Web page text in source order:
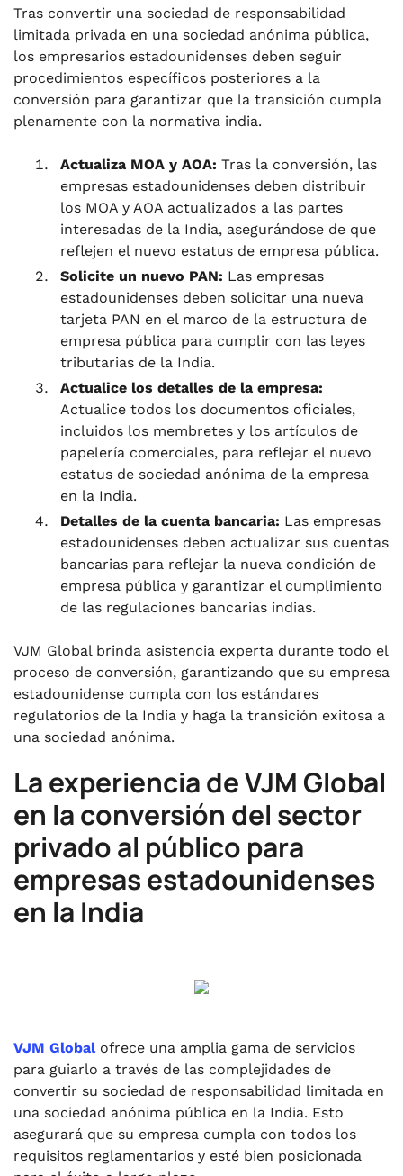
Tras convertir una sociedad de responsabilidad
limitada privada en una sociedad anónima pública,
los empresarios estadounidenses deben seguir
procedimientos específicos posteriores a la
conversión para garantizar que la transición cumpla
plenamente con la normativa india.
Actualiza MOA y AOA: Tras la conversión, las
empresas estadounidenses deben distribuir
los MOA y AOA actualizados a las partes
interesadas de la India, asegurándose de que
reflejen el nuevo estatus de empresa pública.
Solicite un nuevo PAN: Las empresas
estadounidenses deben solicitar una nueva
tarjeta PAN en el marco de la estructura de
empresa pública para cumplir con las leyes
tributarias de la India.
Actualice los detalles de la empresa:
Actualice todos los documentos oficiales,
incluidos los membretes y los artículos de
papelería comerciales, para reflejar el nuevo
estatus de sociedad anónima de la empresa
en la India.
Detalles de la cuenta bancaria: Las empresas
estadounidenses deben actualizar sus cuentas
bancarias para reflejar la nueva condición de
empresa pública y garantizar el cumplimiento
de las regulaciones bancarias indias.
VJM Global brinda asistencia experta durante todo el
proceso de conversión, garantizando que su empresa
estadounidense cumpla con los estándares
regulatorios de la India y haga la transición exitosa a
una sociedad anónima.
La experiencia de VJM Global
en la conversión del sector
privado al público para
empresas estadounidenses
en la India
VJM Globalofrece una amplia gama de servicios
para guiarlo a través de las complejidades de
convertir su sociedad de responsabilidad limitada en
una sociedad anónima pública en la India. Esto
asegurará que su empresa cumpla con todos los
requisitos reglamentarios y esté bien posicionada